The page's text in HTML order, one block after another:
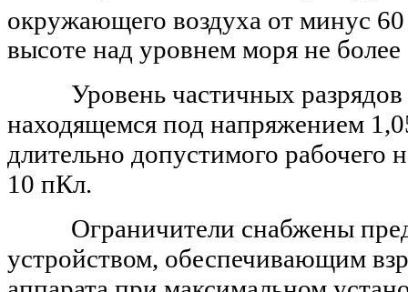
окружающего воздуха от минус
высоте над уровнем моря не
Уровень частичных разрядов
находящемся под напряжением
длительно допустимого рабочего
10 пКл.
Ограничители снабжены
устройством, обеспечивающим